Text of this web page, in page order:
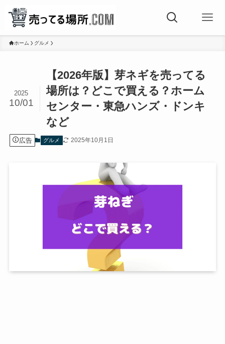
ホーム グルメ
【2026年版】芽ネギを売ってる
場所は？どこで買える？ホーム
センター・東急ハンズ・ドンキ
など
2025
10/01
広告 グルメ 2025年10月1日